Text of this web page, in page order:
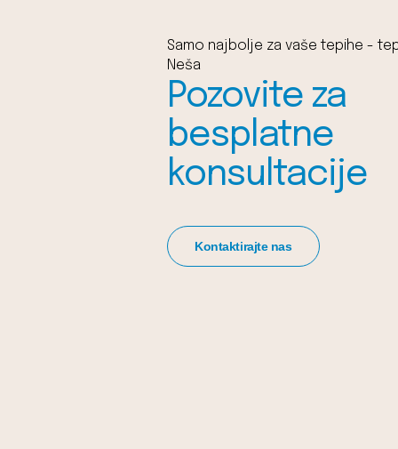
Samo najbolje za vaše tepihe -
Neša
Pozovite za
besplatne
konsultacije
Kontaktirajte nas